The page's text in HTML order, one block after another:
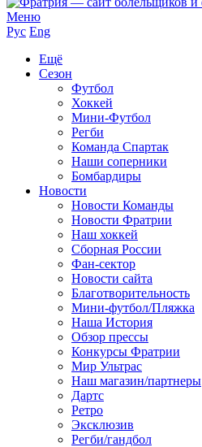
Меню
Рус Eng
Ещё
Сезон
Футбол
Хоккей
Мини-Футбол
Регби
Команда Спартак
Наши соперники
Бомбардиры
Новости
Новости Команды
Новости Фратрии
Наш хоккей
Сборная России
Фан-cектор
Новости сайта
Благотворительность
Мини-футбол/Пляжка
Наша История
Обзор прессы
Конкурсы Фратрии
Мир Ультрас
Наш магазин/партнеры
Дартс
Ретро
Эксклюзив
Регби/гандбол